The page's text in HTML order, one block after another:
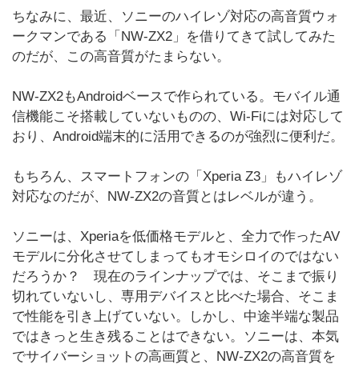
ちなみに、最近、ソニーのハイレゾ対応の高音質ウォ
ークマンである「NW-ZX2」を借りてきて試してみた
のだが、この高音質がたまらない。
NW-ZX2もAndroidベースで作られている。モバイル通
信機能こそ搭載していないものの、Wi-Fiには対応して
おり、Android端末的に活用できるのが強烈に便利だ。
もちろん、スマートフォンの「Xperia Z3」もハイレゾ
対応なのだが、NW-ZX2の音質とはレベルが違う。
ソニーは、Xperiaを低価格モデルと、全力で作ったAV
モデルに分化させてしまってもオモシロイのではない
だろうか？ 現在のラインナップでは、そこまで振り
切れていないし、専用デバイスと比べた場合、そこま
で性能を引き上げていない。しかし、中途半端な製品
ではきっと生き残ることはできない。ソニーは、本気
でサイバーショットの高画質と、NW-ZX2の高音質を